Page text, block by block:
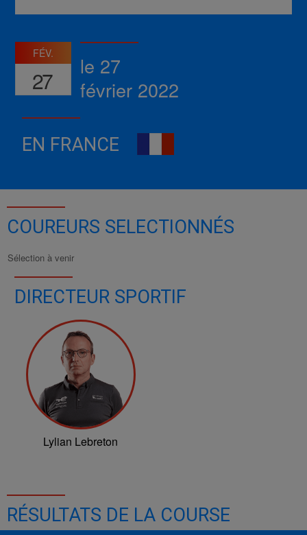
FÉV.
27
le 27
février 2022
EN FRANCE
COUREURS SELECTIONNÉS
Sélection à venir
DIRECTEUR SPORTIF
Lylian Lebreton
RÉSULTATS DE LA COURSE